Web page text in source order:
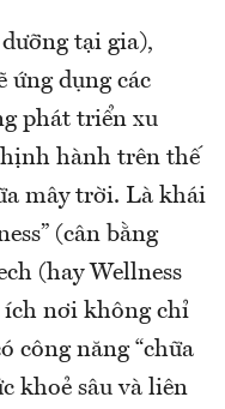
tại gia),
ứng dụng các
phát triển xu
hành trên thế
mây trời. Là khái
(cân bằng
(hay Wellness
ích nơi không chỉ
công năng “chữa
khoẻ sâu và liên